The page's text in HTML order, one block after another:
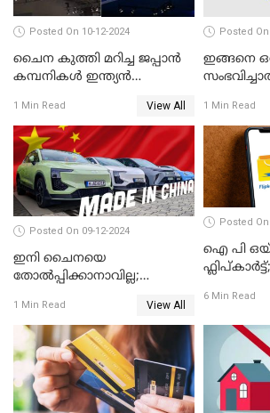
Posted On 10-12-2024
ചൈന കുത്തി മറിച്ച ജപ്പാൻ
കമ്പനികൾ ഇന്ത്യൻ
വീണ്ടും മുന്നിൽ
1 Min Read View All
Posted On
ഇങ്ങനെ
1 Min Read
Posted On 09-12-2024
ഇനി ചൈനയെ
തോൽപ്പിക്കാനാവില്ല;
അമേരിക്കയേയും ഞെട്ടിച്ച്
ചൈനീസ് കാറുകൾ
1 Min Read View All
Posted On
ഐ പി
6 Min Read